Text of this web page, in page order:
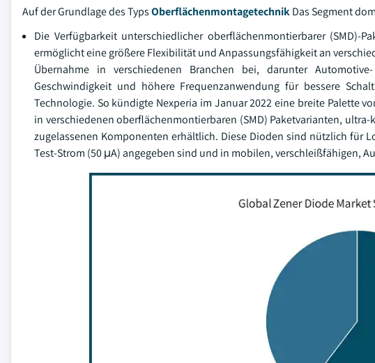
Auf der Grundlage des TypsOberflächenmontagetechnikDas Segment
Die Verfügbarkeit unterschiedlicher oberflächenmontierbarer (SMD)-
ermöglicht eine größere Flexibilität und Anpassungsfähigkeit an
Übernahme in verschiedenen Branchen bei, darunter
Geschwindigkeit und höhere Frequenzanwendung für bessere
Technologie. So kündigte Nexperia im Januar 2022 eine breite Palette
in verschiedenen oberflächenmontierbaren (SMD) Paketvarianten,
zugelassenen Komponenten erhältlich. Diese Dioden sind nützlich für
Test-Strom (50 μA) angegeben sind und in mobilen, verschleißfähigen,